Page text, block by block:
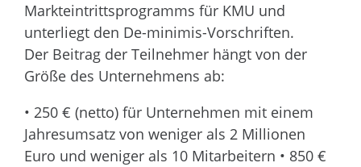
Markteintrittsprogramms für KMU und
unterliegt den De-minimis-Vorschriften.
Der Beitrag der Teilnehmer hängt von der
Größe des Unternehmens ab:
• 250 € (netto) für Unternehmen mit einem
Jahresumsatz von weniger als 2 Millionen
Euro und weniger als 10 Mitarbeitern • 850 €